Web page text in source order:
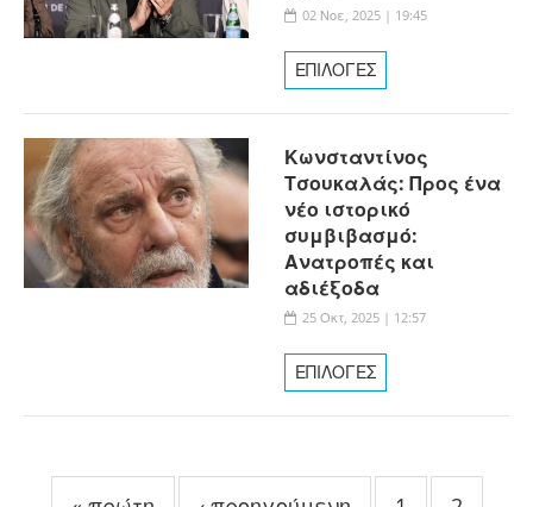
02 Νοε, 2025 | 19:45
ΕΠΙΛΟΓΕΣ
Κωνσταντίνος
Τσουκαλάς: Προς ένα
νέο ιστορικό
συμβιβασμό:
Ανατροπές και
αδιέξοδα
25 Οκτ, 2025 | 12:57
ΕΠΙΛΟΓΕΣ